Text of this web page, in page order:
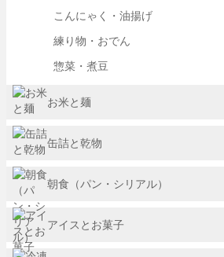
こんにゃく・油揚げ
練り物・おでん
惣菜・煮豆
お米と麺
缶詰と乾物
朝食（パン・シリアル）
アイスとお菓子